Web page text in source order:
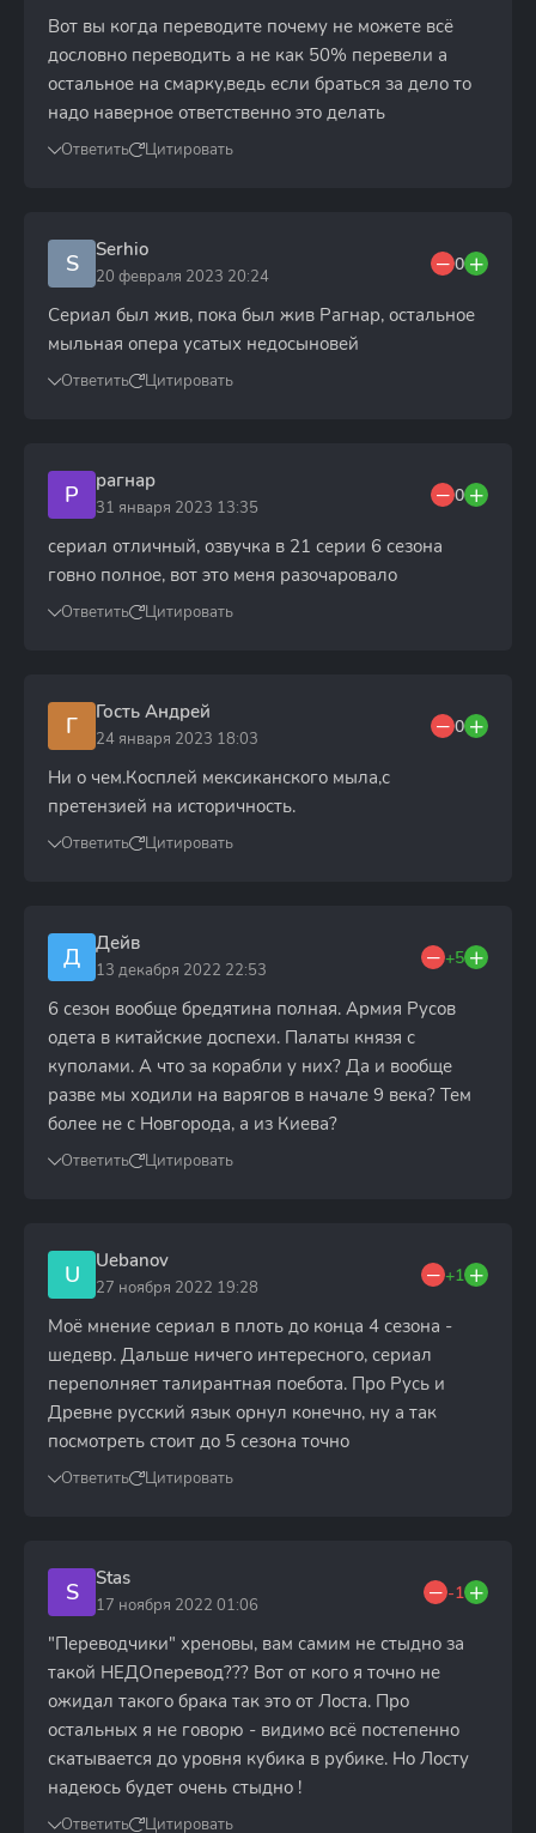
Вот вы когда переводите почему не можете всё
дословно переводить а не как 50% перевели а
остальное на смарку,ведь если браться за дело то
надо наверное ответственно это делать
Ответить Цитировать
S Serhio
20 февраля 2023 20:24
0
Сериал был жив, пока был жив Рагнар, остальное
мыльная опера усатых недосыновей
Ответить Цитировать
Р рагнар
31 января 2023 13:35
0
сериал отличный, озвучка в 21 серии 6 сезона
говно полное, вот это меня разочаровало
Ответить Цитировать
Г Гость Андрей
24 января 2023 18:03
0
Ни о чем.Косплей мексиканского мыла,с
претензией на историчность.
Ответить Цитировать
Д Дейв
13 декабря 2022 22:53
+5
6 сезон вообще бредятина полная. Армия Русов
одета в китайские доспехи. Палаты князя с
куполами. А что за корабли у них? Да и вообще
разве мы ходили на варягов в начале 9 века? Тем
более не с Новгорода, а из Киева?
Ответить Цитировать
U Uebanov
27 ноября 2022 19:28
+1
Моё мнение сериал в плоть до конца 4 сезона -
шедевр. Дальше ничего интересного, сериал
переполняет талирантная поебота. Про Русь и
Древне русский язык орнул конечно, ну а так
посмотреть стоит до 5 сезона точно
Ответить Цитировать
S Stas
17 ноября 2022 01:06
-1
"Переводчики" хреновы, вам самим не стыдно за
такой НЕДОперевод??? Вот от кого я точно не
ожидал такого брака так это от Лоста. Про
остальных я не говорю - видимо всё постепенно
скатывается до уровня кубика в рубике. Но Лосту
надеюсь будет очень стыдно !
Ответить Цитировать